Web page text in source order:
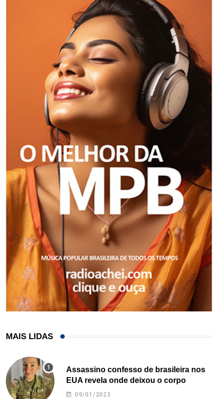
MAIS LIDAS
Assassino confesso de brasileira nos
EUA revela onde deixou o corpo
09/01/2023